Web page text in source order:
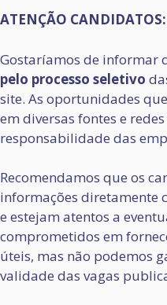
ATENÇÃO CANDIDATOS:
Gostaríamos de informar
pelo processo seletivo
site. As oportunidades
em diversas fontes e
responsabilidade das
Recomendamos que os
informações diretamente
e estejam atentos a
comprometidos em
úteis, mas não podemos
validade das vagas